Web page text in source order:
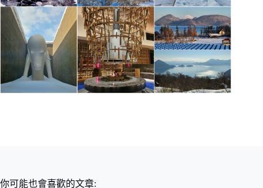
你可能也會喜歡的文章: